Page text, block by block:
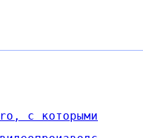
с которыми